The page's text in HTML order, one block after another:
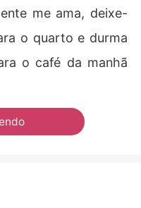
me ama, deixe-
o quarto e durma
o café da manhã